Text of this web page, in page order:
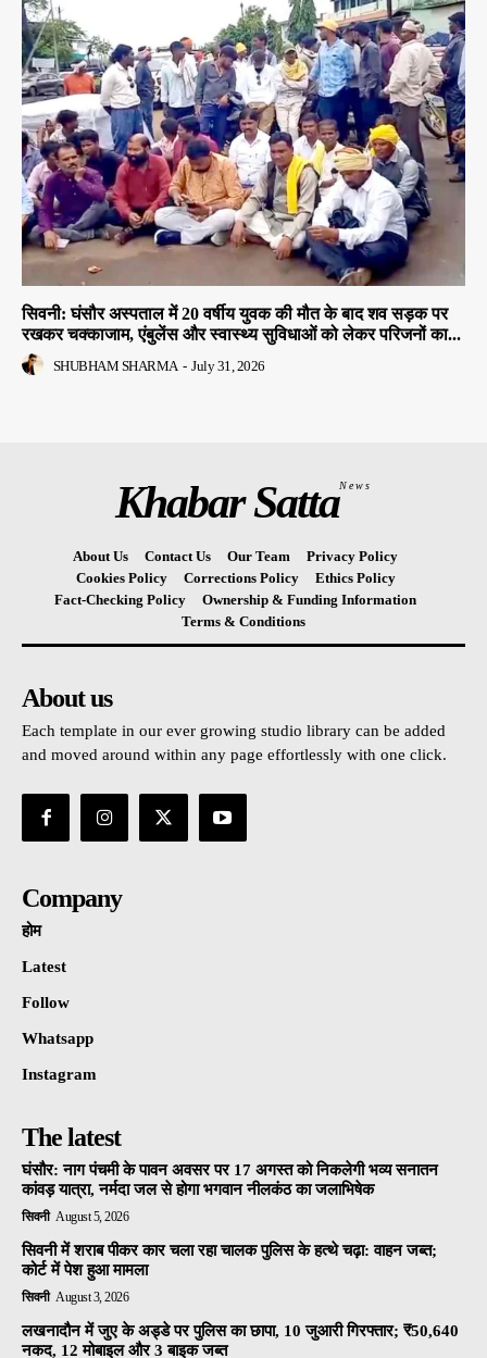
सिवनी: घंसौर अस्पताल में 20 वर्षीय युवक की मौत के बाद शव सड़क पर
रखकर चक्काजाम, एंबुलेंस और स्वास्थ्य सुविधाओं को लेकर परिजनों का...
SHUBHAM SHARMA - July 31, 2026
Khabar SattaNews
About Us Contact Us Our Team
Privacy Policy
Cookies Policy
Corrections Policy
Ethics Policy
Fact-Checking Policy
Ownership & Funding Information
Terms & Conditions
About us
Each template in our ever growing studio library can be added
and moved around within any page effortlessly with one click.
Company
होम
Latest
Follow
Whatsapp
Instagram
The latest
घंसौर: नाग पंचमी के पावन अवसर पर 17 अगस्त को निकलेगी भव्य सनातन
कांवड़ यात्रा, नर्मदा जल से होगा भगवान नीलकंठ का जलाभिषेक
सिवनी August 5, 2026
सिवनी में शराब पीकर कार चला रहा चालक पुलिस के हत्थे चढ़ा: वाहन जब्त;
कोर्ट में पेश हुआ मामला
सिवनी August 3, 2026
लखनादौन में जुए के अड्डे पर पुलिस का छापा, 10 जुआरी गिरफ्तार; ₹50,640
नकद, 12 मोबाइल और 3 बाइक जब्त